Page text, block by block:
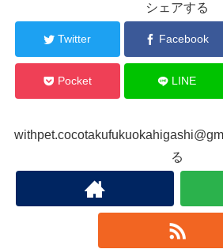
シェアする
Twitter Facebook
Pocket LINE
る